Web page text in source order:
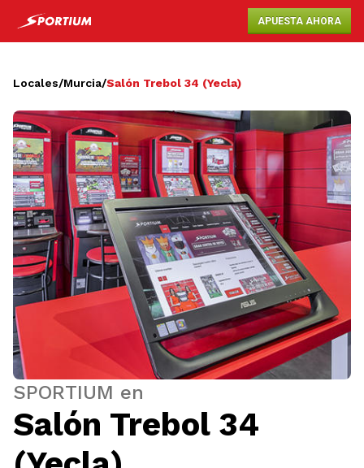
APUESTA AHORA
Locales/Murcia/Salón Trebol 34 (Yecla)
SPORTIUM en
Salón Trebol 34